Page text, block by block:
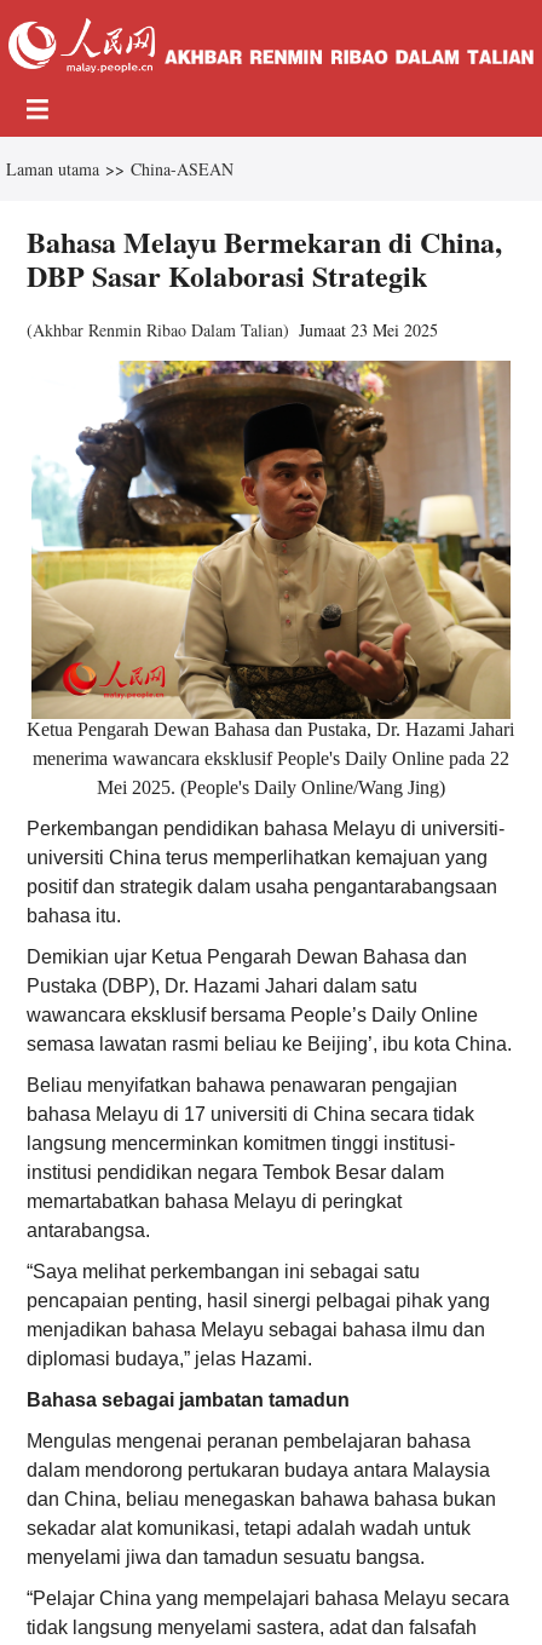
Laman utama >> China-ASEAN
Bahasa Melayu Bermekaran di China,
DBP Sasar Kolaborasi Strategik
(Akhbar Renmin Ribao Dalam Talian) Jumaat 23 Mei 2025
Ketua Pengarah Dewan Bahasa dan Pustaka, Dr. Hazami Jahari
menerima wawancara eksklusif People's Daily Online pada 22
Mei 2025. (People's Daily Online/Wang Jing)
Perkembangan pendidikan bahasa Melayu di universiti-
universiti China terus memperlihatkan kemajuan yang
positif dan strategik dalam usaha pengantarabangsaan
bahasa itu.
Demikian ujar Ketua Pengarah Dewan Bahasa dan
Pustaka (DBP), Dr. Hazami Jahari dalam satu
wawancara eksklusif bersama People’s Daily Online
semasa lawatan rasmi beliau ke Beijing’, ibu kota China.
Beliau menyifatkan bahawa penawaran pengajian
bahasa Melayu di 17 universiti di China secara tidak
langsung mencerminkan komitmen tinggi institusi-
institusi pendidikan negara Tembok Besar dalam
memartabatkan bahasa Melayu di peringkat
antarabangsa.
“Saya melihat perkembangan ini sebagai satu
pencapaian penting, hasil sinergi pelbagai pihak yang
menjadikan bahasa Melayu sebagai bahasa ilmu dan
diplomasi budaya,” jelas Hazami.
Bahasa sebagai jambatan tamadun
Mengulas mengenai peranan pembelajaran bahasa
dalam mendorong pertukaran budaya antara Malaysia
dan China, beliau menegaskan bahawa bahasa bukan
sekadar alat komunikasi, tetapi adalah wadah untuk
menyelami jiwa dan tamadun sesuatu bangsa.
“Pelajar China yang mempelajari bahasa Melayu secara
tidak langsung menyelami sastera, adat dan falsafah